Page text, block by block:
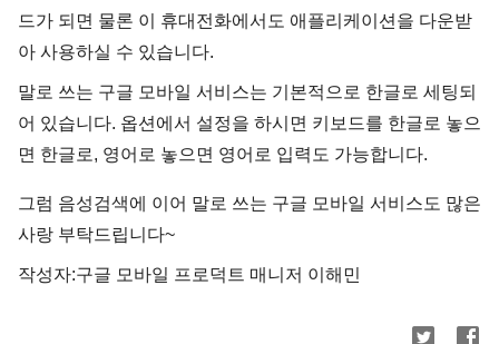
드가 되면 물론 이 휴대전화에서도 애플리케이션을 다운받
아 사용하실 수 있습니다.
말로 쓰는 구글 모바일 서비스는 기본적으로 한글로 세팅되
어 있습니다. 옵션에서 설정을 하시면 키보드를 한글로 놓으
면 한글로, 영어로 놓으면 영어로 입력도 가능합니다.
그럼 음성검색에 이어 말로 쓰는 구글 모바일 서비스도 많은
사랑 부탁드립니다~
작성자:구글 모바일 프로덕트 매니저 이해민